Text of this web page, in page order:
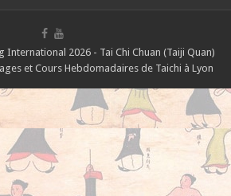
2026 - Tai Chi Chuan (Taiji Quan)
et Cours Hebdomadaires de Taichi à Lyon